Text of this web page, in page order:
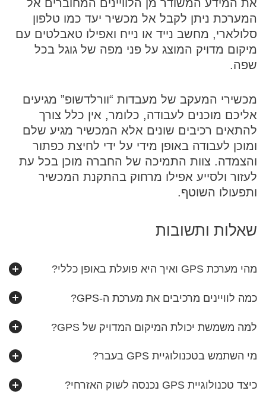
את המידע המשודר מן הלוויינים המחוברים אל
המערכת ניתן לקבל אל מכשיר יעד כמו טלפון
סלולארי, מחשב נייד או נייח ואפילו טאבלטים עם
מיקום מדויק המוצג על פני מפה של גוגל בכל
שפה.
מכשירי המעקב של מעבדות “וורלדשופ” מגיעים
אליכם מוכנים לעבודה, כלומר, אין כלל צורך
להתאים רכיבים שונים אלא המכשיר מגיע שלם
ומוכן לעבודה באופן מידי על ידי לחיצת כפתור
והצמדה. צוות התמיכה של החברה מוכן בכל עת
לעזור ולסייע אפילו מרחוק בהתקנת המכשיר
ותפעולו השוטף.
שאלות ותשובות
מהי מערכת GPS ואיך היא פועלת באופן כללי?
כמה לוויינים מרכיבים את מערכת ה-GPS?
למה משמשת יכולת המיקום המדויק של GPS?
מי השתמש בטכנולוגיית GPS בעבר?
כיצד טכנולוגיית GPS נכנסה לשוק האזרחי?